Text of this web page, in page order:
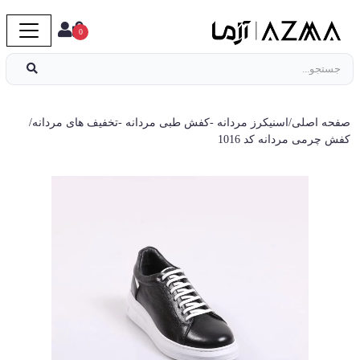
0
صفحه اصلی/ اسنیکرز مردانه -کفش طبی مردانه -تخفیف های مردانه/
کفش چرمی مردانه کد 1016